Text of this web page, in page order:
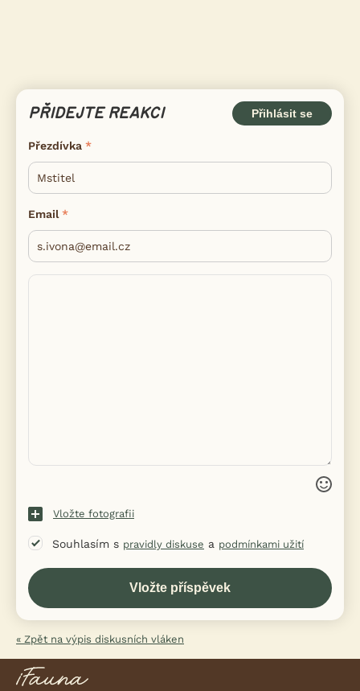
PŘIDEJTE REAKCI Přihlásit se
Přezdívka
Email
Vložte fotografii
Souhlasím s pravidly diskuse a podmínkami užití
« Zpět na výpis diskusních vláken